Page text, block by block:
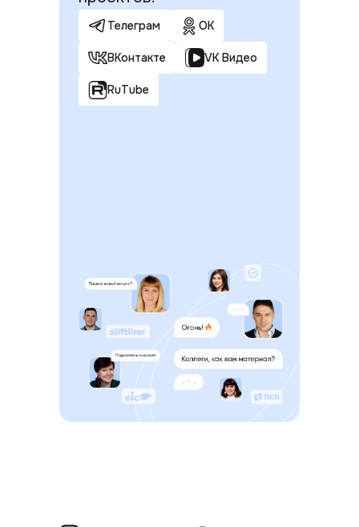
Телеграм ОК
ВКонтакте VK Видео
RuTube